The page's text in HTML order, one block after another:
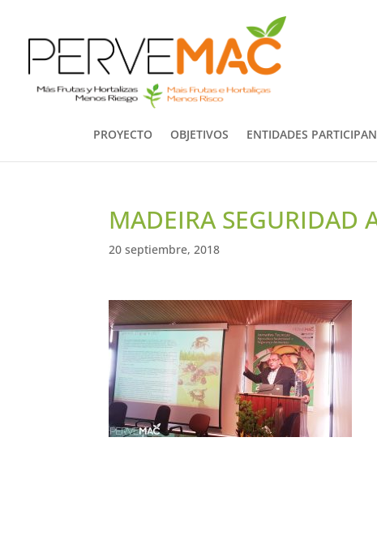
PROYECTO OBJETIVOS ENTIDADES
MADEIRA SEGURIDAD
20 septiembre, 2018